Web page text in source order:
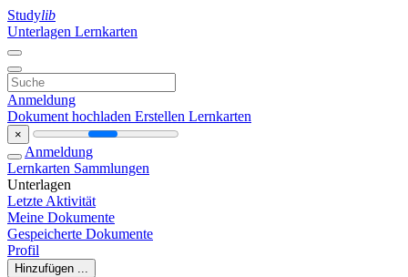
Studylib
Unterlagen Lernkarten
Anmeldung
Dokument hochladen Erstellen Lernkarten
×
Anmeldung
Lernkarten Sammlungen
Unterlagen
Letzte Aktivität
Meine Dokumente
Gespeicherte Dokumente
Profil
Hinzufügen ...